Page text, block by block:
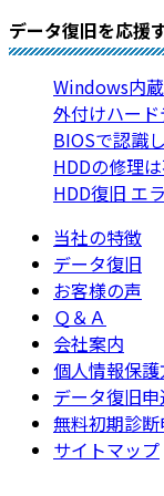
データ復旧を応援
Windows内
外付けハー
BIOSで認識
HDDの修理
HDD復旧 エ
当社の特徴
データ復旧
お客様の声
Ｑ＆Ａ
会社案内
個人情報保
データ復旧
無料初期診断
サイトマップ